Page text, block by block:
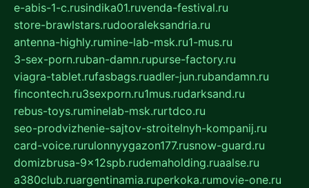
e-abis-1-c.rusindika01.ruvenda-festival.ru
store-brawlstars.rudooraleksandria.ru
antenna-highly.rumine-lab-msk.ru1-mus.ru
3-sex-porn.ruban-damn.rupurse-factory.ru
viagra-tablet.rufasbags.ruadler-jun.rubandamn.ru
fincontech.ru3sexporn.ru1mus.rudarksand.ru
rebus-toys.ruminelab-msk.rurtdco.ru
seo-prodvizhenie-sajtov-stroitelnyh-kompanij.ru
card-voice.rurulonnyygazon177.rusnow-guard.ru
domizbrusa-9x12spb.rudemaholding.ruaalse.ru
a380club.ruargentinamia.ruperkoka.rumovie-one.ru